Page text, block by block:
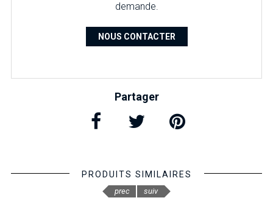
demande.
NOUS CONTACTER
Partager
PRODUITS SIMILAIRES
prec suiv